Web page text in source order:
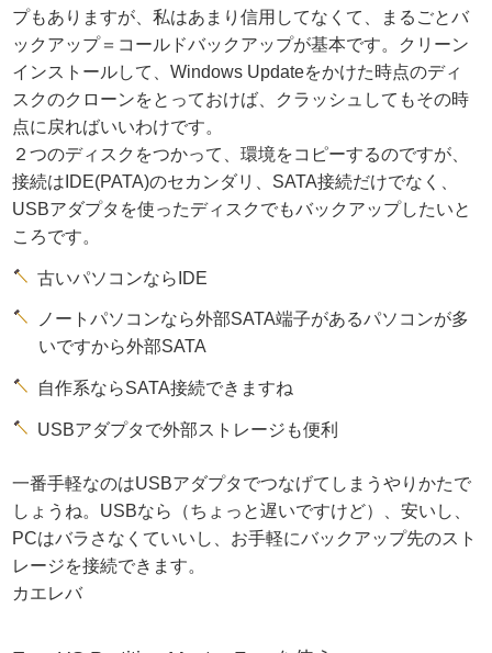
プもありますが、私はあまり信用してなくて、まるごとバ
ックアップ＝コールドバックアップが基本です。クリーン
インストールして、Windows Updateをかけた時点のディ
スクのクローンをとっておけば、クラッシュしてもその時
点に戻ればいいわけです。
２つのディスクをつかって、環境をコピーするのですが、
接続はIDE(PATA)のセカンダリ、SATA接続だけでなく、
USBアダプタを使ったディスクでもバックアップしたいと
ころです。
古いパソコンならIDE
ノートパソコンなら外部SATA端子があるパソコンが多
いですから外部SATA
自作系ならSATA接続できますね
USBアダプタで外部ストレージも便利
一番手軽なのはUSBアダプタでつなげてしまうやりかたで
しょうね。USBなら（ちょっと遅いですけど）、安いし、
PCはバラさなくていいし、お手軽にバックアップ先のスト
レージを接続できます。
カエレバ